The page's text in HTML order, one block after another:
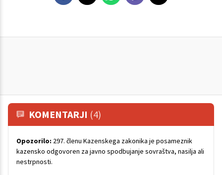
KOMENTARJI (4)
Opozorilo: 297. členu Kazenskega zakonika je posameznik
kazensko odgovoren za javno spodbujanje sovraštva, nasilja ali
nestrpnosti.